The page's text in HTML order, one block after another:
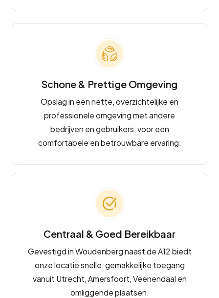
Schone & Prettige Omgeving
Opslag in een nette, overzichtelijke en
professionele omgeving met andere
bedrijven en gebruikers, voor een
comfortabele en betrouwbare ervaring.
Centraal & Goed Bereikbaar
Gevestigd in Woudenberg naast de A12 biedt
onze locatie snelle, gemakkelijke toegang
vanuit Utrecht, Amersfoort, Veenendaal en
omliggende plaatsen.